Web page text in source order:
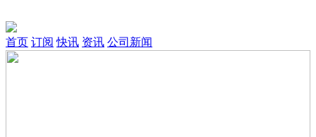
首页 订阅 快讯 资讯 公司新闻